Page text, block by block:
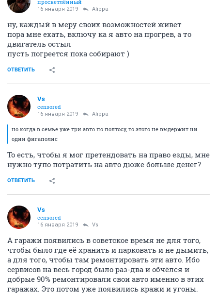
просветлённый
16 января 2019 Alippa
ну, каждый в меру своих возможностей живет
пора мне ехать, включу ка я авто на прогрев, а то
двигатель остыл
пусть погреется пока собирают )
ОТВЕТИТЬ
Vs
censored
16 января 2019 Alippa
но когда в семье уже три авто по полтосу, то этого не выдержит ни
один фигаполис
То есть, чтобы я мог претендовать на право езды, мне
нужно тупо потратить на авто дюже больше денег?
ОТВЕТИТЬ
Vs
censored
16 января 2019 Vs
А гаражи появились в советское время не для того,
чтобы было где её хранить и парковать и не дымить,
а для того, чтобы там ремонтировать эти авто. Ибо
сервисов на весь город было раз-два и обчёлся и
добрые 90% ремонтировали свои авто именно в этих
гаражах. Это потом уже появились кражи и угоны.